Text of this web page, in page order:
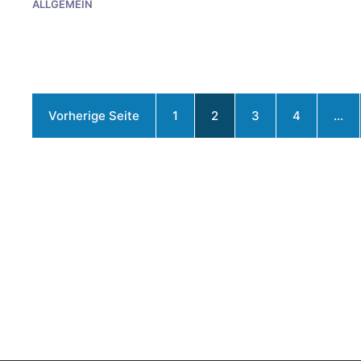
ALLGEMEIN
Vorherige Seite 1 2 3 4 …